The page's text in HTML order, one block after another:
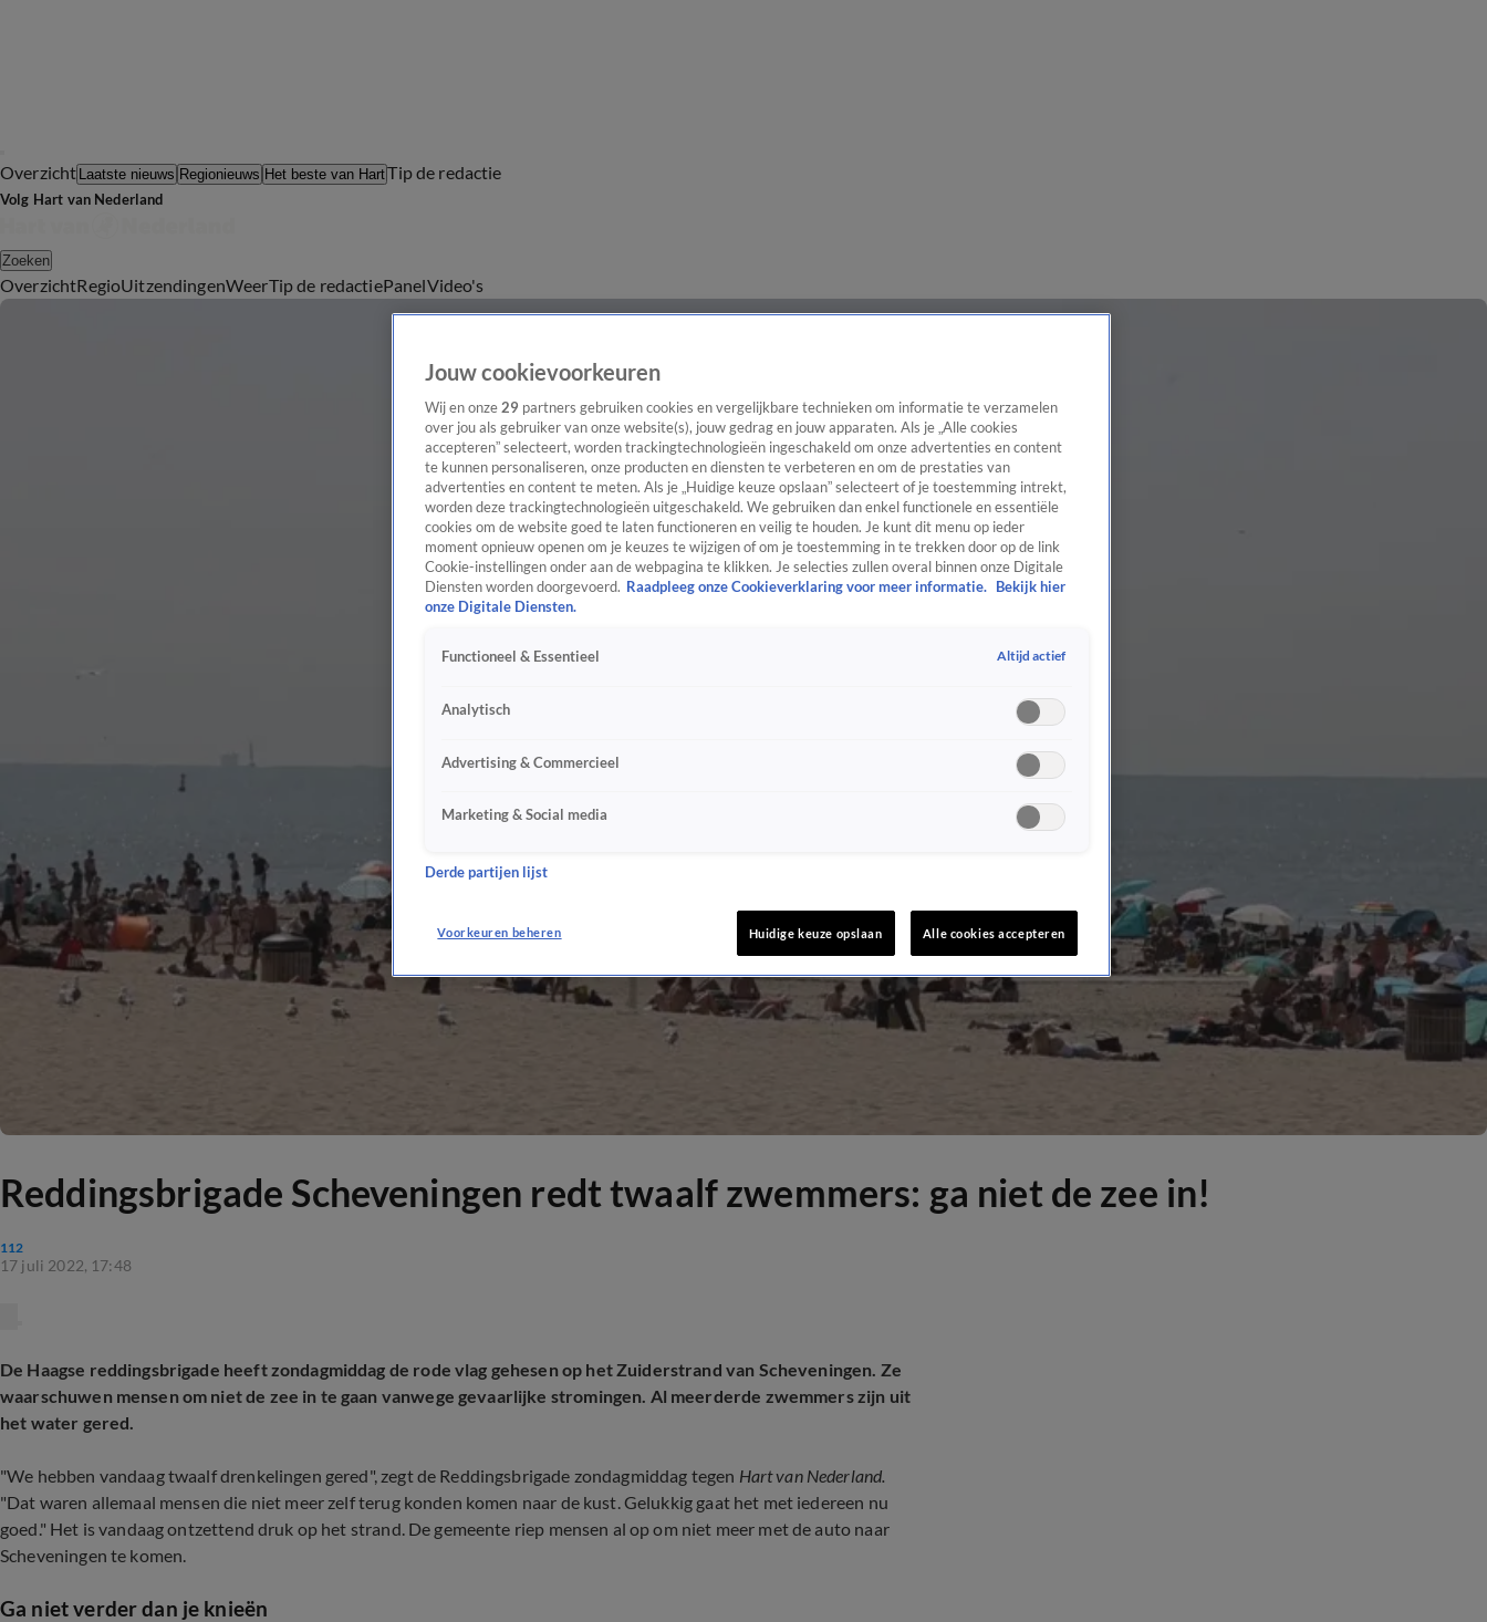
Overzicht Laatste nieuws Regionieuws Het beste van HartTip de redactie
Volg Hart van Nederland
Zoeken
OverzichtRegioUitzendingenWeerTip de redactiePanelVideo's
Reddingsbrigade Scheveningen redt twaalf zwemmers: ga niet de zee in!
112
17 juli 2022, 17:48
De Haagse reddingsbrigade heeft zondagmiddag de rode vlag gehesen op het Zuiderstrand van Scheveningen. Ze
waarschuwen mensen om niet de zee in te gaan vanwege gevaarlijke stromingen. Al meerderde zwemmers zijn uit
het water gered.
"We hebben vandaag twaalf drenkelingen gered", zegt de Reddingsbrigade zondagmiddag tegen Hart van Nederland.
"Dat waren allemaal mensen die niet meer zelf terug konden komen naar de kust. Gelukkig gaat het met iedereen nu
goed." Het is vandaag ontzettend druk op het strand. De gemeente riep mensen al op om niet meer met de auto naar
Scheveningen te komen.
Ga niet verder dan je knieën
Jouw cookievoorkeuren
Wij en onze 29 partners gebruiken cookies en vergelijkbare technieken om informatie te verzamelen
over jou als gebruiker van onze website(s), jouw gedrag en jouw apparaten. Als je „Alle cookies
accepteren” selecteert, worden trackingtechnologieën ingeschakeld om onze advertenties en content
te kunnen personaliseren, onze producten en diensten te verbeteren en om de prestaties van
advertenties en content te meten. Als je „Huidige keuze opslaan” selecteert of je toestemming intrekt,
worden deze trackingtechnologieën uitgeschakeld. We gebruiken dan enkel functionele en essentiële
cookies om de website goed te laten functioneren en veilig te houden. Je kunt dit menu op ieder
moment opnieuw openen om je keuzes te wijzigen of om je toestemming in te trekken door op de link
Cookie-instellingen onder aan de webpagina te klikken. Je selecties zullen overal binnen onze Digitale
Diensten worden doorgevoerd. Raadpleeg onze Cookieverklaring voor meer informatie.
Bekijk hier
onze Digitale Diensten.
Functioneel & Essentieel Altijd actief
Analytisch
Advertising & Commercieel
Marketing & Social media
Derde partijen lijst
Voorkeuren beheren Huidige keuze opslaan Alle cookies accepteren